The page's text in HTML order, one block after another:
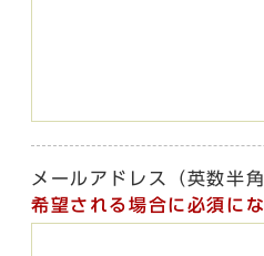
メールアドレス（英数半角
希望される場合に必須に